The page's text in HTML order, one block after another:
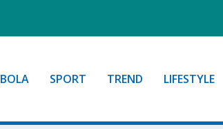
BOLA SPORT TREND LIFESTYLE